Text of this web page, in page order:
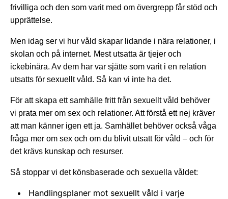
frivilliga och den som varit med om övergrepp får stöd och
upprättelse.
Men idag ser vi hur våld skapar lidande i nära relationer, i
skolan och på internet. Mest utsatta är tjejer och
ickebinära. Av dem har var sjätte som varit i en relation
utsatts för sexuellt våld. Så kan vi inte ha det.
För att skapa ett samhälle fritt från sexuellt våld behöver
vi prata mer om sex och relationer. Att förstå ett nej kräver
att man känner igen ett ja. Samhället behöver också våga
fråga mer om sex och om du blivit utsatt för våld – och för
det krävs kunskap och resurser.
Så stoppar vi det könsbaserade och sexuella våldet:
Handlingsplaner mot sexuellt våld i varje